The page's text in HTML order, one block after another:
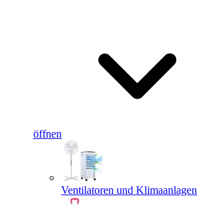
öffnen
Ventilatoren und Klimaanlagen